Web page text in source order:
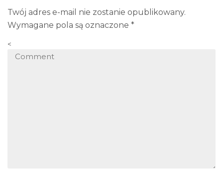
Twój adres e-mail nie zostanie opublikowany.
Wymagane pola są oznaczone *
<